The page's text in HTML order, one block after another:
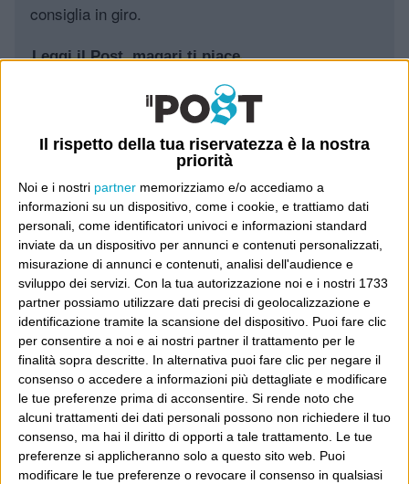
Il rispetto della tua riservatezza è la nostra
priorità
Noi e i nostri partner memorizziamo e/o accediamo a
informazioni su un dispositivo, come i cookie, e trattiamo dati
personali, come identificatori univoci e informazioni standard
inviate da un dispositivo per annunci e contenuti personalizzati,
misurazione di annunci e contenuti, analisi dell'audience e
sviluppo dei servizi. Con la tua autorizzazione noi e i nostri 1733
partner possiamo utilizzare dati precisi di geolocalizzazione e
identificazione tramite la scansione del dispositivo. Puoi fare clic
per consentire a noi e ai nostri partner il trattamento per le
finalità sopra descritte. In alternativa puoi fare clic per negare il
consenso o accedere a informazioni più dettagliate e modificare
le tue preferenze prima di acconsentire. Si rende noto che
alcuni trattamenti dei dati personali possono non richiedere il tuo
consenso, ma hai il diritto di opporti a tale trattamento. Le tue
preferenze si applicheranno solo a questo sito web. Puoi
modificare le tue preferenze o revocare il consenso in qualsiasi
consiglia in giro.
Leggi il Post, magari ti piace
POST PRECEDENTE
Oplà
POST SUCCESSIVO
La gara a chi è peggio
E per i regali di Natale